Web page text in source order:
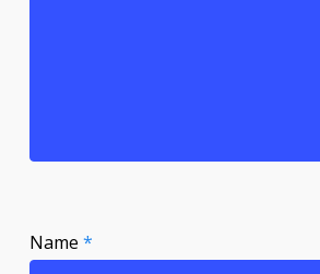
Name *